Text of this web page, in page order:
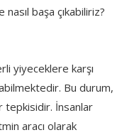
başa çıkabiliriz?
yiyeceklere karşı
Bu durum,
tepkisidir. İnsanlar
aracı olarak